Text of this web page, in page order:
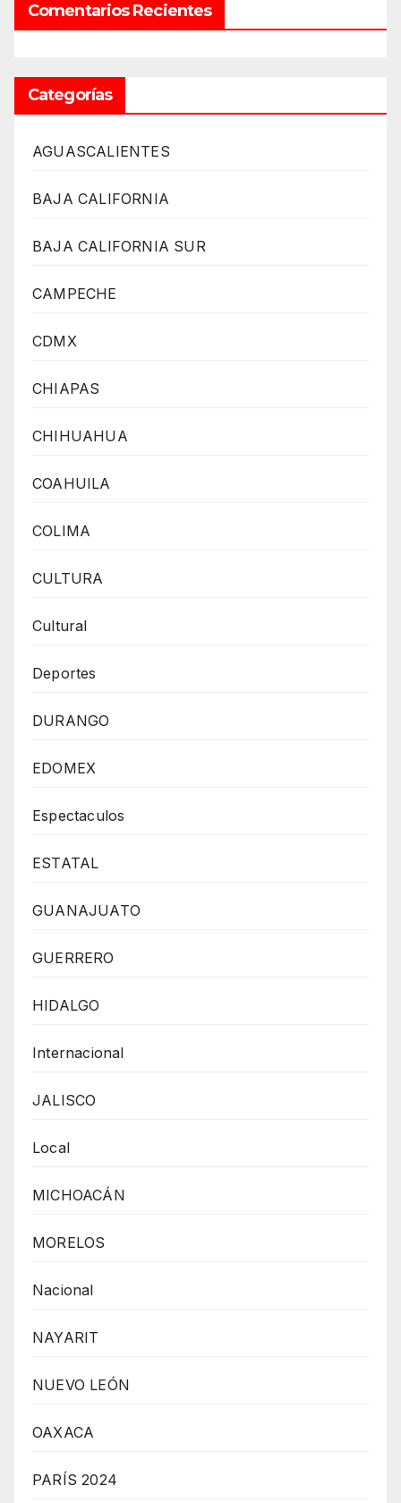
Comentarios Recientes
Categorías
AGUASCALIENTES
BAJA CALIFORNIA
BAJA CALIFORNIA SUR
CAMPECHE
CDMX
CHIAPAS
CHIHUAHUA
COAHUILA
COLIMA
CULTURA
Cultural
Deportes
DURANGO
EDOMEX
Espectaculos
ESTATAL
GUANAJUATO
GUERRERO
HIDALGO
Internacional
JALISCO
Local
MICHOACÁN
MORELOS
Nacional
NAYARIT
NUEVO LEÓN
OAXACA
PARÍS 2024